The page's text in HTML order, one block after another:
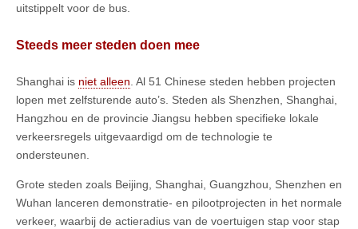
uitstippelt voor de bus.
Steeds meer steden doen mee
Shanghai is niet alleen. Al 51 Chinese steden hebben projecten
lopen met zelfsturende auto’s. Steden als Shenzhen, Shanghai,
Hangzhou en de provincie Jiangsu hebben specifieke lokale
verkeersregels uitgevaardigd om de technologie te
ondersteunen.
Grote steden zoals Beijing, Shanghai, Guangzhou, Shenzhen en
Wuhan lanceren demonstratie- en pilootprojecten in het normale
verkeer, waarbij de actieradius van de voertuigen stap voor stap